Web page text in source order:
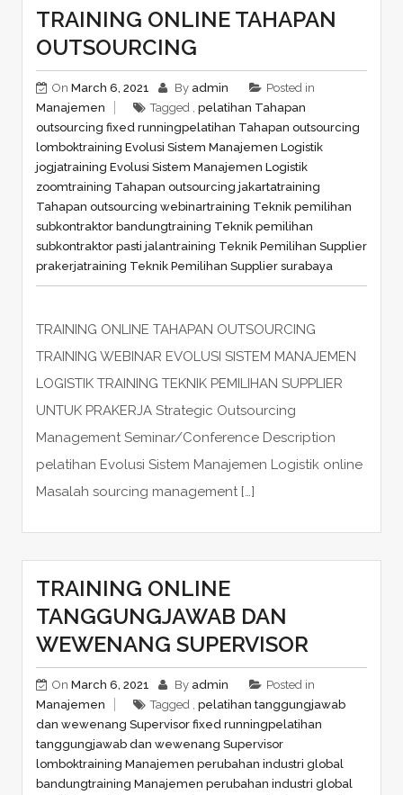
TRAINING ONLINE TAHAPAN
OUTSOURCING
On March 6, 2021 By admin
Posted in
Manajemen
Tagged , pelatihan Tahapan
outsourcing fixed runningpelatihan Tahapan outsourcing
lomboktraining Evolusi Sistem Manajemen Logistik
jogjatraining Evolusi Sistem Manajemen Logistik
zoomtraining Tahapan outsourcing jakartatraining
Tahapan outsourcing webinartraining Teknik pemilihan
subkontraktor bandungtraining Teknik pemilihan
subkontraktor pasti jalantraining Teknik Pemilihan Supplier
prakerjatraining Teknik Pemilihan Supplier surabaya
TRAINING ONLINE TAHAPAN OUTSOURCING
TRAINING WEBINAR EVOLUSI SISTEM MANAJEMEN
LOGISTIK TRAINING TEKNIK PEMILIHAN SUPPLIER
UNTUK PRAKERJA Strategic Outsourcing
Management Seminar/Conference Description
pelatihan Evolusi Sistem Manajemen Logistik online
Masalah sourcing management […]
TRAINING ONLINE
TANGGUNGJAWAB DAN
WEWENANG SUPERVISOR
On March 6, 2021 By admin
Posted in
Manajemen
Tagged , pelatihan tanggungjawab
dan wewenang Supervisor fixed runningpelatihan
tanggungjawab dan wewenang Supervisor
lomboktraining Manajemen perubahan industri global
bandungtraining Manajemen perubahan industri global